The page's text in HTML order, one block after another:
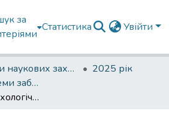
за
Статистика Увійти
Матеріали наукових заходів
2025 рік
Актуальні проблеми забезпечення державної безпеки
Філософсько-психологічні аспекти лідерства в умовах професійної військової освіти під час війни